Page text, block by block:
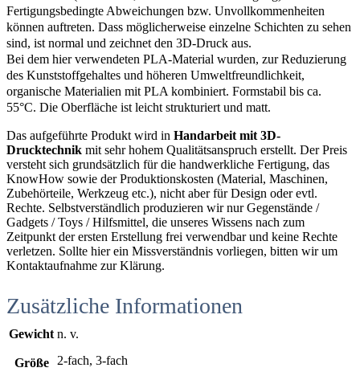
Fertigungsbedingte Abweichungen bzw. Unvollkommenheiten
können auftreten. Dass möglicherweise einzelne Schichten zu sehen
sind, ist normal und zeichnet den 3D-Druck aus.
Bei dem hier verwendeten PLA-Material wurden, zur Reduzierung
des Kunststoffgehaltes und höheren Umweltfreundlichkeit,
organische Materialien mit PLA kombiniert. Formstabil bis ca.
55°C. Die Oberfläche ist leicht strukturiert und matt.
Das aufgeführte Produkt wird in Handarbeit mit 3D-
Drucktechnik mit sehr hohem Qualitätsanspruch erstellt. Der Preis
versteht sich grundsätzlich für die handwerkliche Fertigung, das
KnowHow sowie der Produktionskosten (Material, Maschinen,
Zubehörteile, Werkzeug etc.), nicht aber für Design oder evtl.
Rechte. Selbstverständlich produzieren wir nur Gegenstände /
Gadgets / Toys / Hilfsmittel, die unseres Wissens nach zum
Zeitpunkt der ersten Erstellung frei verwendbar und keine Rechte
verletzen. Sollte hier ein Missverständnis vorliegen, bitten wir um
Kontaktaufnahme zur Klärung.
Zusätzliche Informationen
Gewicht n. v.
Größe 2-fach, 3-fach